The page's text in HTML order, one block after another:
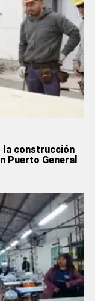
la construcción
Puerto General